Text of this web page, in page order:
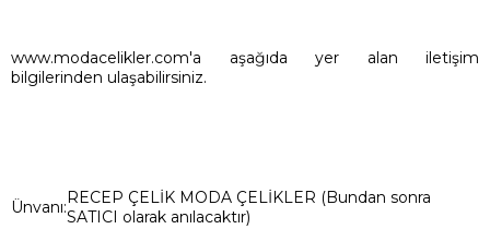
www.modacelikler.com'a aşağıda yer alan iletişim
bilgilerinden ulaşabilirsiniz.
Ünvanı: RECEP ÇELİK MODA ÇELİKLER (Bundan sonra
SATICI olarak anılacaktır)